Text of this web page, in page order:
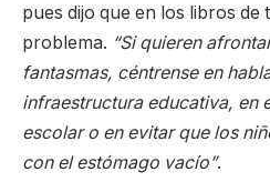
pues dijo que en los libros de
problema. “Si quieren
fantasmas, céntrense en
infraestructura educativa, en
escolar o en evitar que los
con el estómago vacío”.